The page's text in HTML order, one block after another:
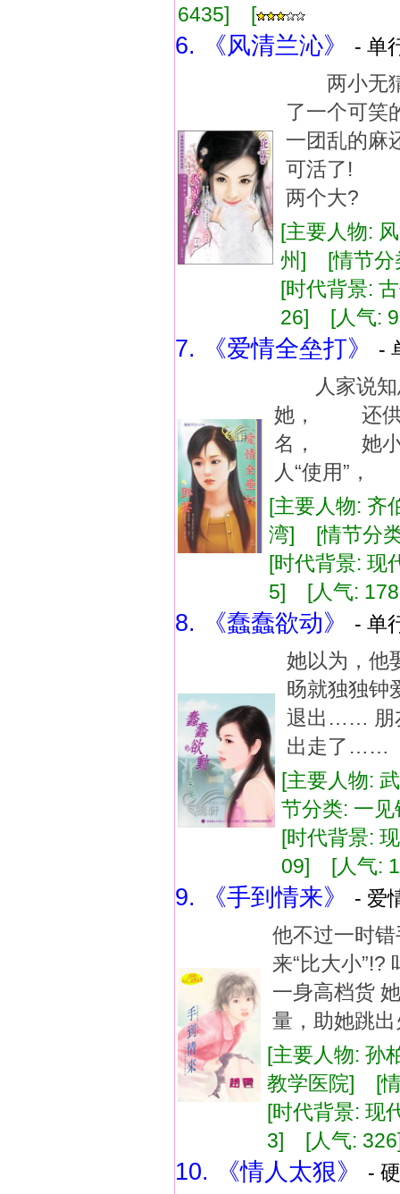
6435] [
6. 《风清兰沁》
- 单
两小无
了一个可
一团乱的
可活了!
两个大?
[主要人物:
州] [情节分
[时代背景:
26] [人气:
7. 《爱情全垒打》
-
人家说知
她， 还供
名， 她小
人“使用”
[主要人物: 齐
湾] [情节分
[时代背景:
5] [人气:
8. 《蠢蠢欲动》
- 单
她以为，他
旸就独独钟
退出…… 朋
出走了……
[主要人物:
节分类: 一见
[时代背景:
09] [人气:
9. 《手到情来》
- 爱
他不过一时
来“比大小”!?
一身高档货
量，助她跳
[主要人物: 孙
教学医院] [情
[时代背景:
3] [人气:
10. 《情人太狠》 -